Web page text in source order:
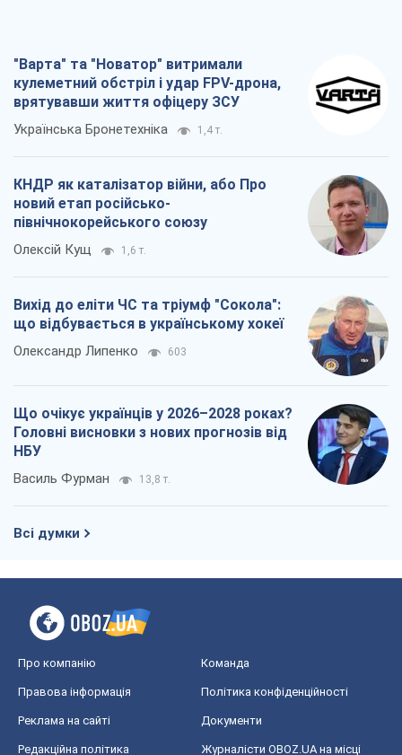
"Варта" та "Новатор" витримали
кулеметний обстріл і удар FPV-дрона,
врятувавши життя офіцеру ЗСУ
Українська Бронетехніка 1,4 т.
КНДР як каталізатор війни, або Про
новий етап російсько-
північнокорейського союзу
Олексій Кущ 1,6 т.
Вихід до еліти ЧС та тріумф "Сокола":
що відбувається в українському хокеї
Олександр Липенко 603
Що очікує українців у 2026–2028 роках?
Головні висновки з нових прогнозів від
НБУ
Василь Фурман 13,8 т.
Всі думки
Про компанію Команда
Правова інформація Політика конфіденційності
Реклама на сайті Документи
Редакційна політика
Журналісти OBOZ.UA на місці